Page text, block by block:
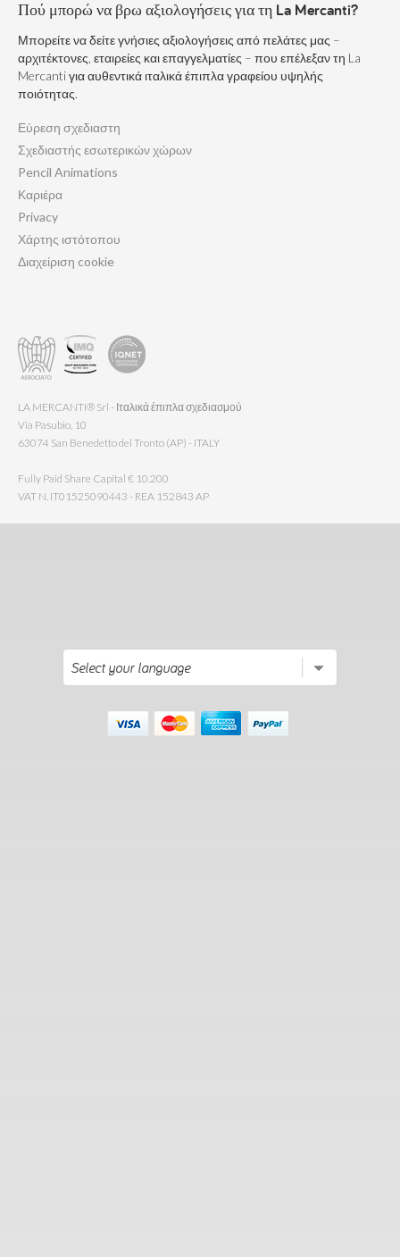
Πού μπορώ να βρω αξιολογήσεις για τη La Mercanti?
Μπορείτε να δείτε γνήσιες αξιολογήσεις από πελάτες μας –
αρχιτέκτονες, εταιρείες και επαγγελματίες – που επέλεξαν τη La
Mercanti για αυθεντικά ιταλικά έπιπλα γραφείου υψηλής
ποιότητας.
Εύρεση σχεδιαστη
Σχεδιαστής εσωτερικών χώρων
Pencil Animations
Καριέρα
Privacy
Χάρτης ιστότοπου
Διαχείριση cookie
LA MERCANTI® Srl - Ιταλικά έπιπλα σχεδιασμού
Via Pasubio, 10
63074 San Benedetto del Tronto (AP) - ITALY
Fully Paid Share Capital € 10.200
VAT N. IT01525090443 - REA 152843 AP